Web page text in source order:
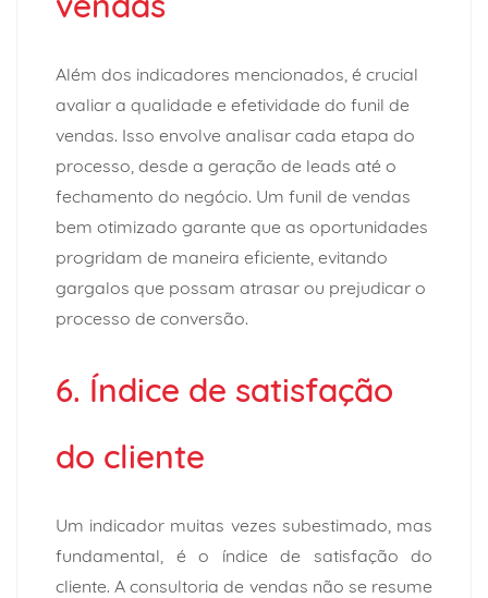
Além dos indicadores mencionados, é crucial
avaliar a qualidade e efetividade do funil de
vendas. Isso envolve analisar cada etapa do
processo, desde a geração de leads até o
fechamento do negócio. Um funil de vendas
bem otimizado garante que as oportunidades
progridam de maneira eficiente, evitando
gargalos que possam atrasar ou prejudicar o
processo de conversão.
6. Índice de satisfação
do cliente
Um indicador muitas vezes subestimado, mas
fundamental, é o índice de satisfação do
cliente. A consultoria de vendas não se resume